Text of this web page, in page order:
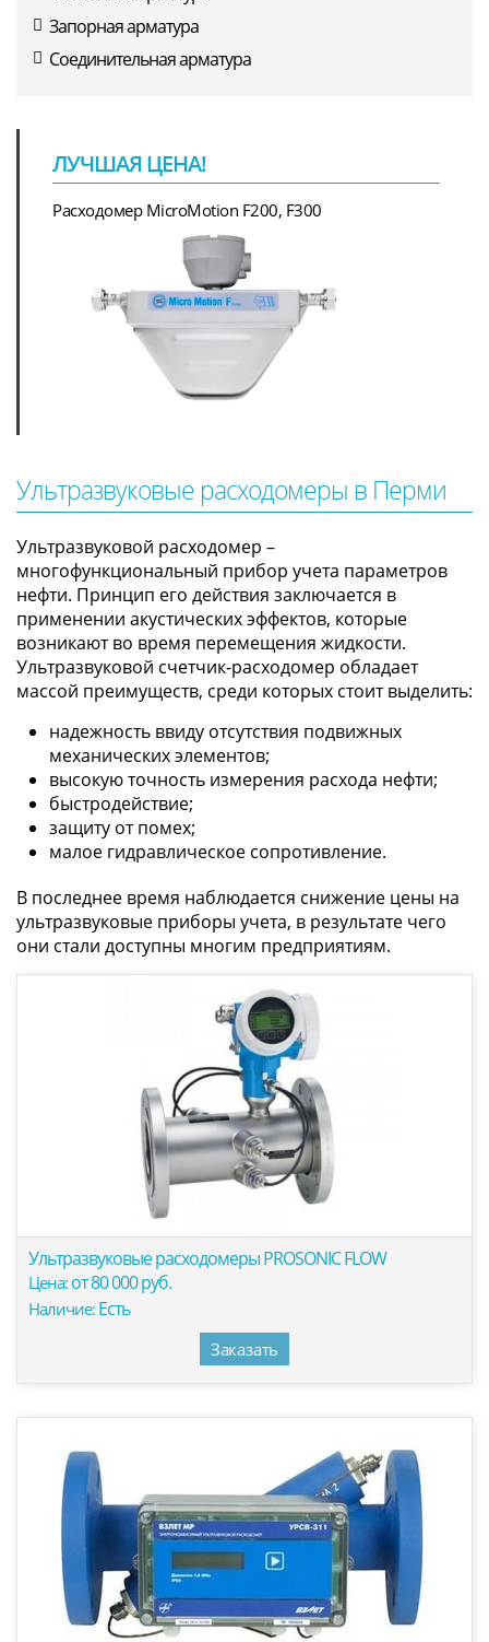
Запорная арматура
Соединительная арматура
ЛУЧШАЯ ЦЕНА!
Расходомер MicroMotion F200, F300
Ультразвуковые расходомеры в Перми
Ультразвуковой расходомер –
многофункциональный прибор учета параметров
нефти. Принцип его действия заключается в
применении акустических эффектов, которые
возникают во время перемещения жидкости.
Ультразвуковой счетчик-расходомер обладает
массой преимуществ, среди которых стоит выделить:
надежность ввиду отсутствия подвижных
механических элементов;
высокую точность измерения расхода нефти;
быстродействие;
защиту от помех;
малое гидравлическое сопротивление.
В последнее время наблюдается снижение цены на
ультразвуковые приборы учета, в результате чего
они стали доступны многим предприятиям.
Ультразвуковые расходомеры PROSONIC FLOW
Цена: от 80 000 руб.
Наличие: Есть
Заказать